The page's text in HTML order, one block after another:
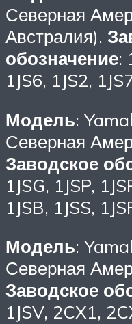
Северная
Австралия).
обозначение:
1JS6, 1JS2,
Модель:
Северная
Заводское
1JSG, 1JSP,
1JSB, 1JSS,
Модель:
Северная
Заводское
1JSV, 2CX1,